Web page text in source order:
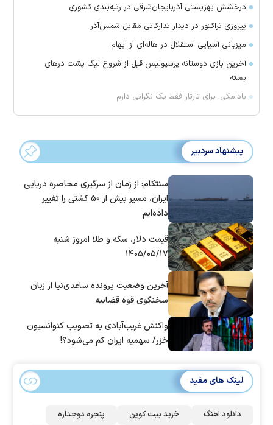
درخشش بهزیستی آذربایجان‌شرقی در رتبه‌بندی کشوری
پیروزی تراکتور در دیدار تدارکاتی مقابل شمس‌آذر
میزبانی آسیایی استقلال در هاله‌ای از ابهام
آخرین بازی دوستانه پرسپولیس قبل از شروع لیگ پشت در‌های
بسته
بادامکی: برای تارتار فقط یک نگرانی دارم
پیشنهاد سردبیر
سنتکام: از زمان از سرگیری محاصره دریایی
ایران، مسیر بیش از ۵۰ کشتی را تغییر
داده‌ایم
قیمت دلار، سکه و طلا امروز شنبه
۱۴۰۵/۰۵/۱۷
آخرین وضعیت پرونده ساعدی‌نیا از زبان
سخنگوی قوه قضاییه
واکنش غریب‌آبادی به تصویب کنوانسیون
خزر/ سهمیه ایران کم می‌شود؟!
لینک های مفید
دانلود اهنگ خرید بیت کوین
پنجره دوجداره